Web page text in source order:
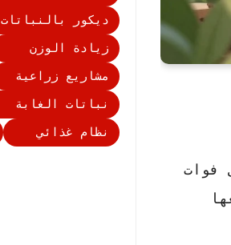
فوات
ديكور بالنباتات
زيادة الوزن
مشاريع زراعية
نباتات الغابة
نظام غذائي